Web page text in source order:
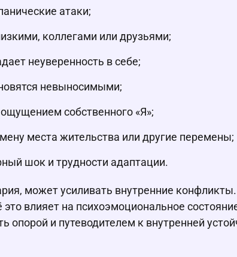
атаки;
коллегами или друзьями;
неуверенность в себе;
невыносимыми;
собственного «Я»;
места жительства или другие перемены;
шок и трудности адаптации.
может усиливать внутренние
влияет на психоэмоциональное
опорой и путеводителем к внутренней